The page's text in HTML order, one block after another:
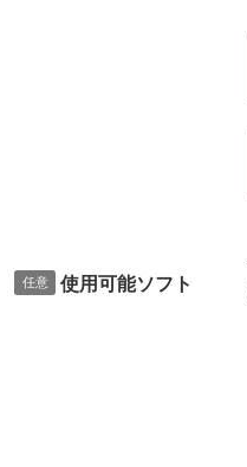
任意 使用可能ソフト